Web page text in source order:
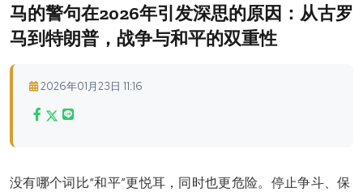
马的警句在2026年引发深思的原因：从古罗
马到特朗普，战争与和平的双重性
2026年01月23日 11:16
没有哪个词比“和平”更悦耳，同时也更危险。停止争斗、保